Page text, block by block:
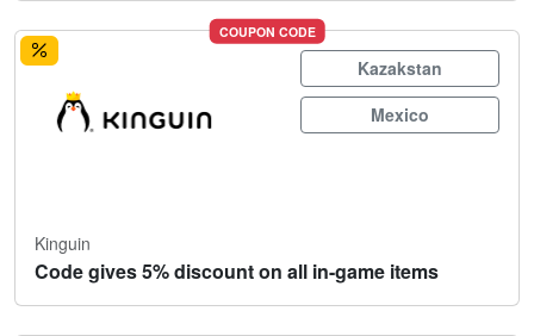
COUPON CODE
Kazakstan
Mexico
Kinguin
Code gives 5% discount on all in-game items